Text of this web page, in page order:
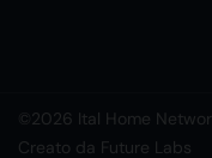
©2026 Ital Home
Creato da Future Labs